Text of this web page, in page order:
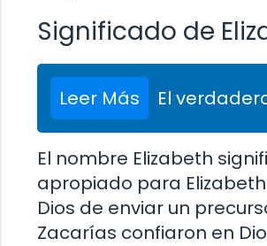
Significado de
Leer Más El
El nombre Elizabeth
apropiado para
Dios de enviar un
Zacarías confiaron en